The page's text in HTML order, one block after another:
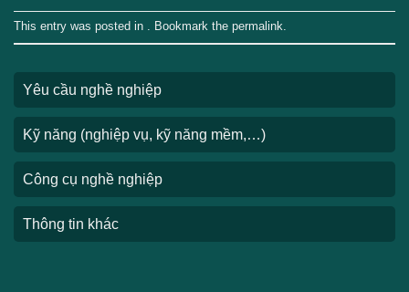
Yêu cầu nghề nghiệp
Kỹ năng (nghiệp vụ, kỹ năng mềm,…)
Công cụ nghề nghiệp
Thông tin khác
This entry was posted in . Bookmark the permalink.